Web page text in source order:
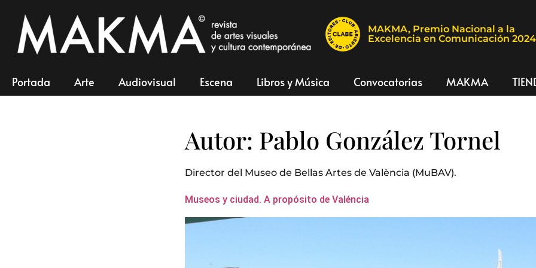
MAKMA, Premio Nacional a la
Excelencia en Comunicación 2024
Portada Arte Audiovisual Escena Libros y Música Convocatorias MAKMA
Autor: Pablo González Tornel
Director del Museo de Bellas Artes de València (MuBAV).
Museos y ciudad. A propósito de Valéncia